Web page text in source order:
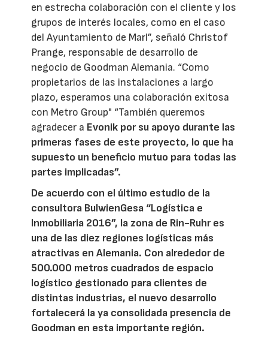
en estrecha colaboración con el cliente y los
grupos de interés locales, como en el caso
del Ayuntamiento de Marl”, señaló Christof
Prange, responsable de desarrollo de
negocio de Goodman Alemania. “Como
propietarios de las instalaciones a largo
plazo, esperamos una colaboración exitosa
con Metro Group" “También queremos
agradecer a Evonik por su apoyo durante las
primeras fases de este proyecto, lo que ha
supuesto un beneficio mutuo para todas las
partes implicadas”.
De acuerdo con el último estudio de la
consultora BulwienGesa “Logística e
Inmobiliaria 2016”, la zona de Rin-Ruhr es
una de las diez regiones logísticas más
atractivas en Alemania. Con alrededor de
500.000 metros cuadrados de espacio
logístico gestionado para clientes de
distintas industrias, el nuevo desarrollo
fortalecerá la ya consolidada presencia de
Goodman en esta importante región.